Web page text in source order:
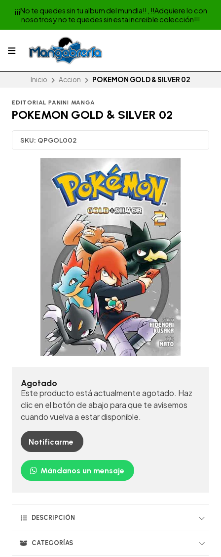
¡¡¡No te quedes sin tu album del mundia!! , !!Adquiere lo con
nosotros y no te quedes sin esta increible colección!!!
Inicio Accion POKEMON GOLD & SILVER 02
EDITORIAL PANINI MANGA
POKEMON GOLD & SILVER 02
SKU: QPGOL002
Agotado
Este producto está actualmente agotado. Haz
clic en el botón de abajo para que te avisemos
cuando vuelva a estar disponible.
Notificarme
Mándanos un mensaje
DESCRIPCIÓN
CATEGORÍAS